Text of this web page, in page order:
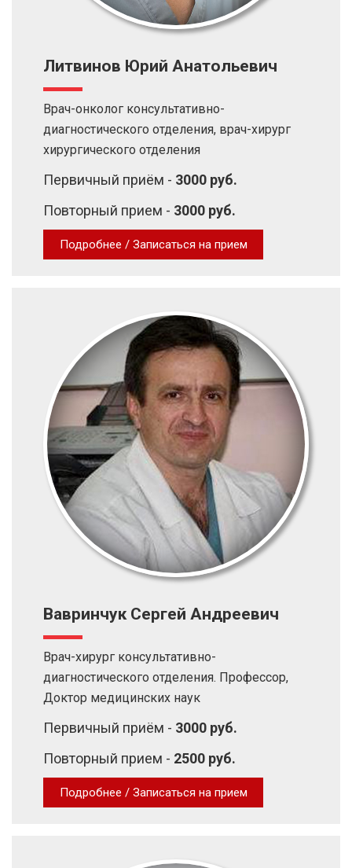
Литвинов Юрий Анатольевич
Врач-онколог консультативно-
диагностического отделения, врач-хирург
хирургического отделения
Первичный приём - 3000 руб.
Повторный прием - 3000 руб.
Подробнее / Записаться на прием
Вавринчук Сергей Андреевич
Врач-хирург консультативно-
диагностического отделения. Профессор,
Доктор медицинских наук
Первичный приём - 3000 руб.
Повторный прием - 2500 руб.
Подробнее / Записаться на прием